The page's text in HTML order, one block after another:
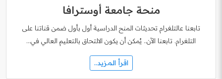
منحة جامعة أوسترافا
تابعنا عالتلغرام تحديثات المنح الدراسية أول بأول ضمن قناتنا على
التلغرام. تابعنا الآن.. يُمكن أن يكون الالتحاق بالتعليم العالي في…
اقرأ المزيد..